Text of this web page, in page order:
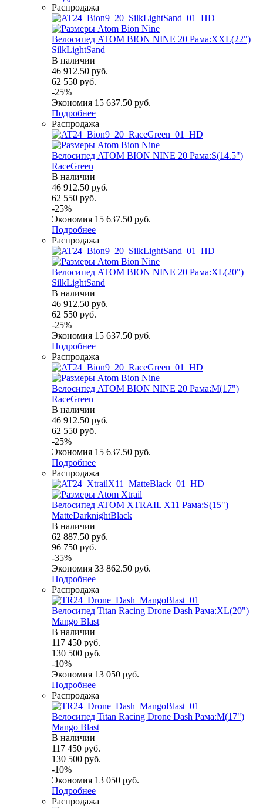
Распродажа
Велосипед ATOM BION NINE 20 Рама:XXL(22")
SilkLightSand
В наличии
46 912.50 руб.
62 550 руб.
-25%
Экономия 15 637.50 руб.
Подробнее
Распродажа
Велосипед ATOM BION NINE 20 Рама:S(14.5")
RaceGreen
В наличии
46 912.50 руб.
62 550 руб.
-25%
Экономия 15 637.50 руб.
Подробнее
Распродажа
Велосипед ATOM BION NINE 20 Рама:XL(20")
SilkLightSand
В наличии
46 912.50 руб.
62 550 руб.
-25%
Экономия 15 637.50 руб.
Подробнее
Распродажа
Велосипед ATOM BION NINE 20 Рама:M(17")
RaceGreen
В наличии
46 912.50 руб.
62 550 руб.
-25%
Экономия 15 637.50 руб.
Подробнее
Распродажа
Велосипед ATOM XTRAIL X11 Рама:S(15")
MatteDarknightBlack
В наличии
62 887.50 руб.
96 750 руб.
-35%
Экономия 33 862.50 руб.
Подробнее
Распродажа
Велосипед Titan Racing Drone Dash Рама:XL(20")
Mango Blast
В наличии
117 450 руб.
130 500 руб.
-10%
Экономия 13 050 руб.
Подробнее
Распродажа
Велосипед Titan Racing Drone Dash Рама:M(17")
Mango Blast
В наличии
117 450 руб.
130 500 руб.
-10%
Экономия 13 050 руб.
Подробнее
Распродажа